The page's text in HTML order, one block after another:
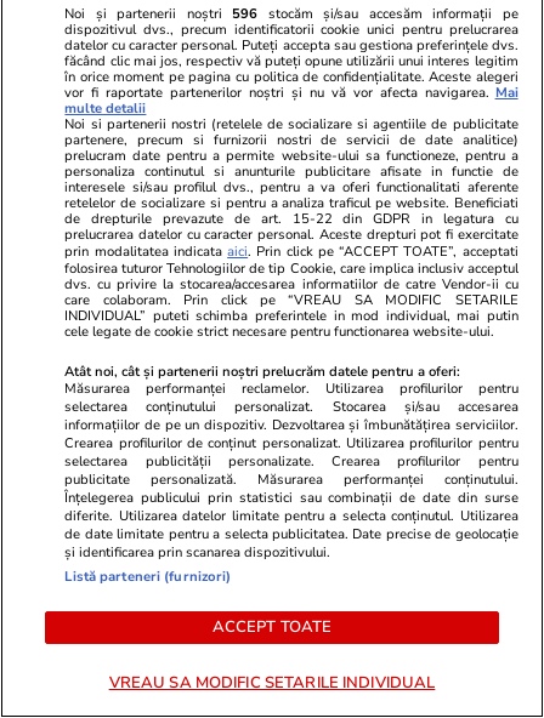
rețete poate fi folosită
Lifestyle 14 iul.
Ce este săpunul de Marsilia și
la ce se folosește
Lifestyle 08 iul.
Ce este Japandi, stilul de
amenajare care combină
minimalismul japonez cu cel
scandinav
Știri România 11:29
ANM anunță caniculă, nopți
Noi și partenerii noștri 596 stocăm și/sau accesăm informații pe
dispozitivul dvs., precum identificatorii cookie unici pentru prelucrarea
datelor cu caracter personal. Puteți accepta sau gestiona preferințele dvs.
făcând clic mai jos, respectiv vă puteți opune utilizării unui interes legitim
în orice moment pe pagina cu politica de confidențialitate. Aceste alegeri
vor fi raportate partenerilor noștri și nu vă vor afecta navigarea. Mai
multe detalii
Noi si partenerii nostri (retelele de socializare si agentiile de publicitate
partenere, precum si furnizorii nostri de servicii de date analitice)
prelucram date pentru a permite website-ului sa functioneze, pentru a
personaliza continutul si anunturile publicitare afisate in functie de
interesele si/sau profilul dvs., pentru a va oferi functionalitati aferente
retelelor de socializare si pentru a analiza traficul pe website. Beneficiati
de drepturile prevazute de art. 15-22 din GDPR in legatura cu
prelucrarea datelor cu caracter personal. Aceste drepturi pot fi exercitate
prin modalitatea indicataaici. Prin click pe “ACCEPT TOATE”, acceptati
folosirea tuturor Tehnologiilor de tip Cookie, care implica inclusiv acceptul
dvs. cu privire la stocarea/accesarea informatiilor de catre Vendor-ii cu
care colaboram. Prin click pe “VREAU SA MODIFIC SETARILE
INDIVIDUAL” puteti schimba preferintele in mod individual, mai putin
cele legate de cookie strict necesare pentru functionarea website-ului.
Atât noi, cât și partenerii noștri prelucrăm datele pentru a oferi:
Măsurarea performanței reclamelor. Utilizarea profilurilor pentru
selectarea conținutului personalizat. Stocarea și/sau accesarea
informațiilor de pe un dispozitiv. Dezvoltarea și îmbunătățirea serviciilor.
Crearea profilurilor de conținut personalizat. Utilizarea profilurilor pentru
selectarea publicității personalizate. Crearea profilurilor pentru
publicitate personalizată. Măsurarea performanței conținutului.
Înțelegerea publicului prin statistici sau combinații de date din surse
diferite. Utilizarea datelor limitate pentru a selecta conținutul. Utilizarea
de date limitate pentru a selecta publicitatea. Date precise de geolocație
și identificarea prin scanarea dispozitivului.
Listă parteneri (furnizori)
ACCEPT TOATE
VREAU SA MODIFIC SETARILE INDIVIDUAL